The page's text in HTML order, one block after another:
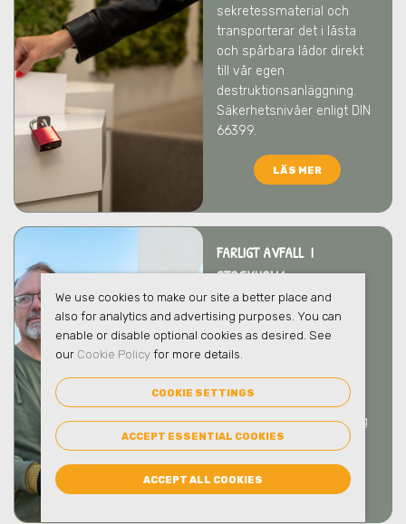
sekretessmaterial och
transporterar det i låsta
och spårbara lådor direkt
till vår egen
destruktionsanläggning.
Säkerhetsnivåer enligt DIN
66399.
LÄS MER
FARLIGT AVFALL I
STOCKHOLM
Vi tar hand om ert farliga
avfall på ett säkert och
ansvarsfullt sätt som
skyddar både människor
och miljöi Stockholm. Vi
bistår gärna med
rådgivning kring hantering
och emballage.
We use cookies to make our site a better place and
also for analytics and advertising purposes. You can
enable or disable optional cookies as desired. See
our Cookie Policyfor more details.
COOKIE SETTINGS
ACCEPT ESSENTIAL COOKIES
ACCEPT ALL COOKIES